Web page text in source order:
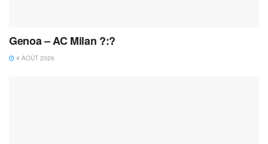
Genoa – AC Milan ?:?
4 AOÛT 2026